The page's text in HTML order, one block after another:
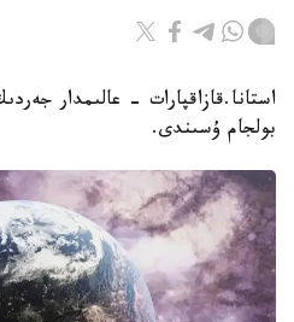
استانا.قازاقپارات - عالىمدار
بولجام ۇسىندى.